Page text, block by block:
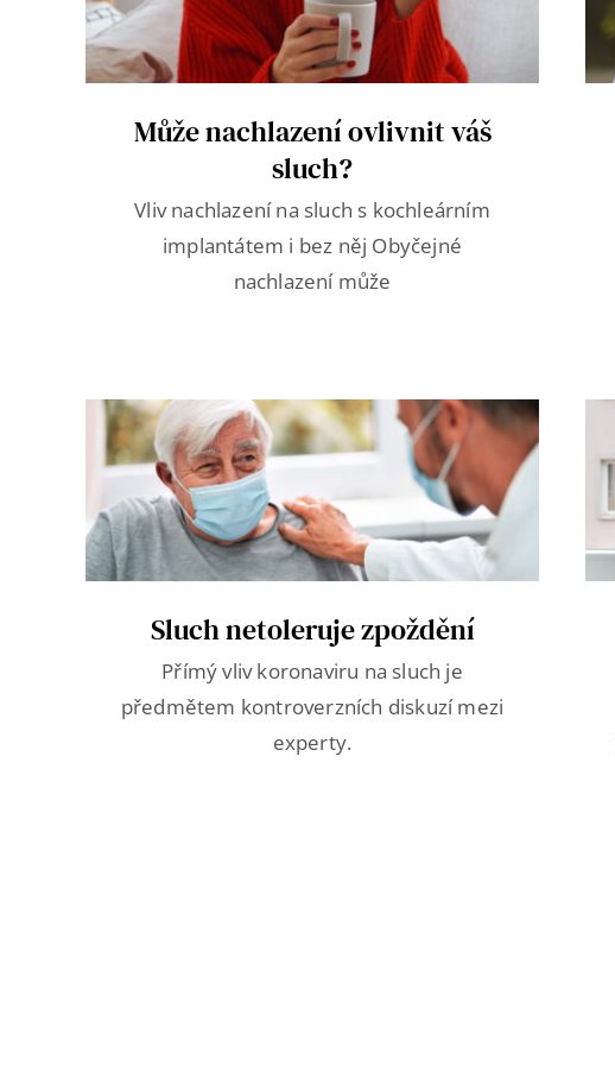
Může nachlazení ovlivnit váš
sluch?
Vliv nachlazení na sluch s kochleárním
implantátem i bez něj Obyčejné
nachlazení může
Sluch netoleruje zpoždění
Přímý vliv koronaviru na sluch je
předmětem kontroverzních diskuzí mezi
experty.